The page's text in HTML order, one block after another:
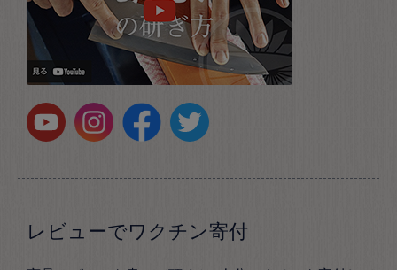
レビューでワクチン寄付